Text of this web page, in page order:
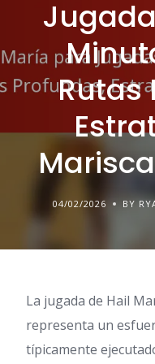
Rutas
04/02/2026 BY
La jugada de Hail
representa un
típicamente